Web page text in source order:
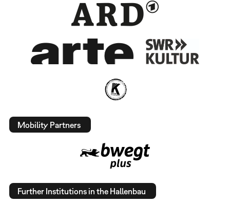
Mobility Partners
Further Institutions in the Hallenbau